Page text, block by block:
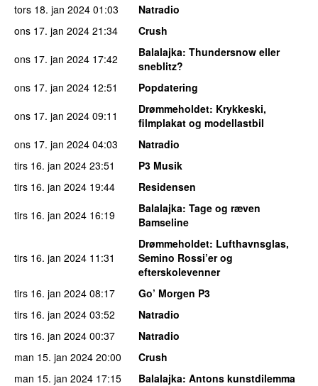
tors 18. jan 2024 01:03
Natradio
ons 17. jan 2024 21:34
Crush
ons 17. jan 2024 17:42 Balalajka: Thundersnow eller
sneblitz?
ons 17. jan 2024 12:51
Popdatering
ons 17. jan 2024 09:11 Drømmeholdet: Krykkeski,
filmplakat og modellastbil
ons 17. jan 2024 04:03
Natradio
tirs 16. jan 2024 23:51
P3 Musik
tirs 16. jan 2024 19:44
Residensen
tirs 16. jan 2024 16:19 Balalajka: Tage og ræven
Bamseline
tirs 16. jan 2024 11:31
Drømmeholdet: Lufthavnsglas,
Semino Rossi’er og
efterskolevenner
tirs 16. jan 2024 08:17
Go’ Morgen P3
tirs 16. jan 2024 03:52
Natradio
tirs 16. jan 2024 00:37
Natradio
man 15. jan 2024 20:00
Crush
man 15. jan 2024 17:15 Balalajka: Antons kunstdilemma